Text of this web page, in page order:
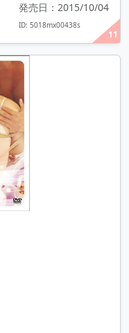
11
発売日：2015/10/04
ID: 5018mx00438s